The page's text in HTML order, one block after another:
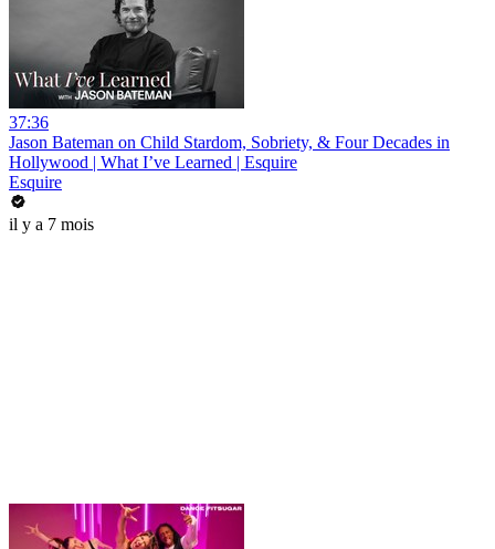
37:36
Jason Bateman on Child Stardom, Sobriety, & Four Decades in
Hollywood | What I’ve Learned | Esquire
Esquire
il y a 7 mois